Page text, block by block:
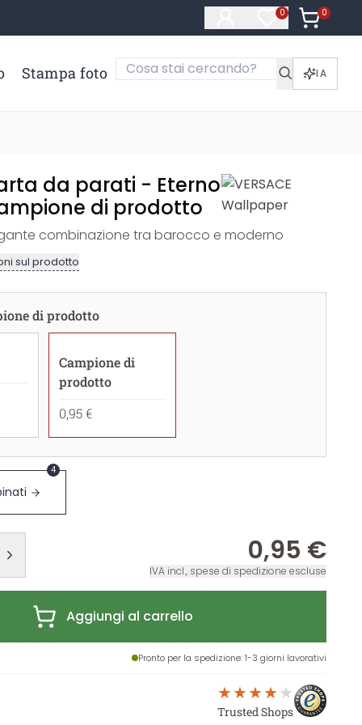
0
Articoli nella
0
Articoli
Stampa foto IA
da parati - Eterno
di prodotto
combinazione tra barocco e moderno
sul prodotto
di prodotto
Campione di
prodotto
0,95 €
4
0,95 €
IVA incl., spese di spedizione escluse
Aggiungi al carrello
Pronto per la spedizione: 1-3 giorni lavorativi
Trusted Shops